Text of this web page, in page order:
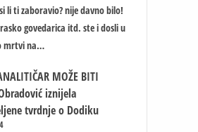
li ti zaboravio? nije davno bilo!
govedarica itd. ste i dosli u
mrtvi na…
MOŽE BITI
iznijela
tvrdnje o Dodiku